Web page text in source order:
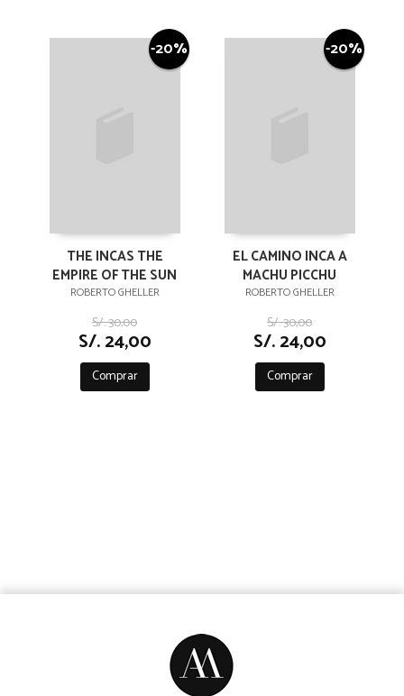
-20%
THE INCAS THE
EMPIRE OF THE SUN
ROBERTO GHELLER
S/. 30,00
S/. 24,00
Comprar
-20%
EL CAMINO INCA A
MACHU PICCHU
ROBERTO GHELLER
S/. 30,00
S/. 24,00
Comprar